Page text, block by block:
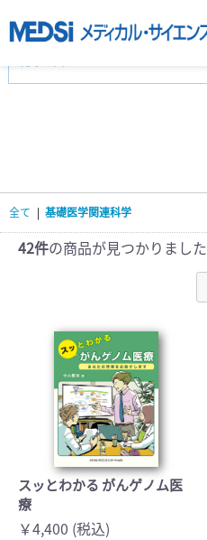
臨床医学:一般(359)
基礎医学(93)
看護学(21)
医療技術(16)
栄養学(0)
薬学(7)
医学一般(91)
全て | 基礎医学関連科学
42件の商品が見つかりました
スッとわかる がんゲノム医
療
￥4,400 (税込)